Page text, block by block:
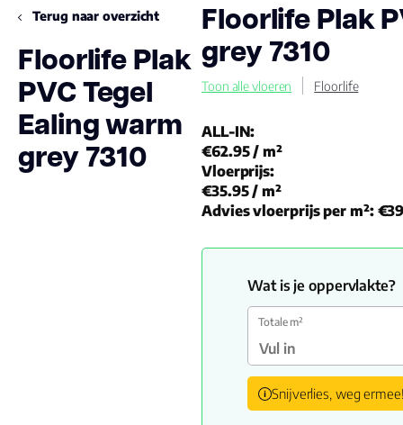
Terug naar overzicht
Floorlife Plak
PVC Tegel
Ealing warm
grey 7310
Floorlife Plak
grey 7310
Toon alle vloeren Floorlife
ALL-IN:
€62.95/ m²
Vloerprijs:
€35.95/ m²
Advies vloerprijs per m²:
Wat is je oppervlakte?
Totale m²
Snijverlies, weg